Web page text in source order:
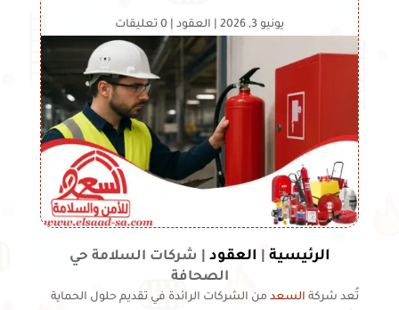
يونيو 3, 2026 العقود 0 تعليقات
الرئيسية العقود
شركات السلامة حي
الصحافة
تُعد شركة السعدمن الشركات الرائدة في تقديم حلول الحماية